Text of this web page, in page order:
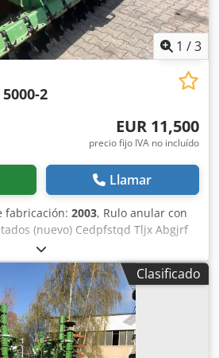
1 /3
2
EUR 11,500
precio fijo IVA no incluído
Llamar
fabricación: 2003, Rulo anular con
(nuevo) Cedpfstqd Tljx Abgjrf
Clasificado